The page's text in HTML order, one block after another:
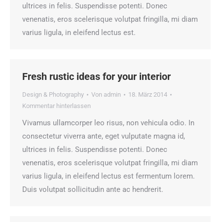
ultrices in felis. Suspendisse potenti. Donec
venenatis, eros scelerisque volutpat fringilla, mi diam
varius ligula, in eleifend lectus est.
Fresh rustic ideas for your interior
Design & Photography Von admin
18. März 2014
Kommentar hinterlassen
Vivamus ullamcorper leo risus, non vehicula odio. In
consectetur viverra ante, eget vulputate magna id,
ultrices in felis. Suspendisse potenti. Donec
venenatis, eros scelerisque volutpat fringilla, mi diam
varius ligula, in eleifend lectus est fermentum lorem.
Duis volutpat sollicitudin ante ac hendrerit.